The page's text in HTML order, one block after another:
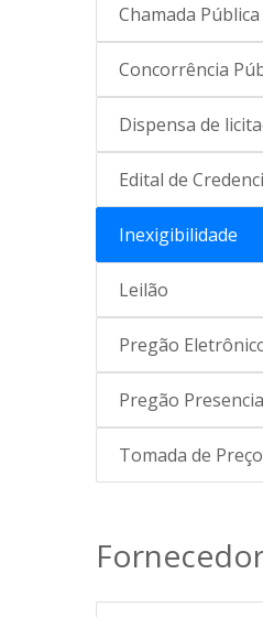
Chamada Pública
Concorrência
Dispensa de
Edital de
Inexigibilidade
Leilão
Pregão
Pregão
Tomada de